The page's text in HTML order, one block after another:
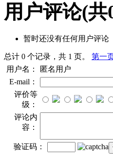
用户评论(共
暂时还没有任何用户评论
总计 0 个记录，共 1 页。 第一
用户名：
匿名用户
E-mail：
评价等
级：
评论内
容：
验证码：